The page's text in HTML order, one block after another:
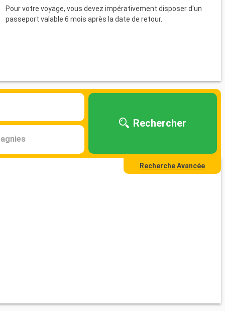
Pour votre voyage, vous devez impérativement disposer d'un
passeport valable 6 mois après la date de retour.
Rechercher
Recherche Avancée